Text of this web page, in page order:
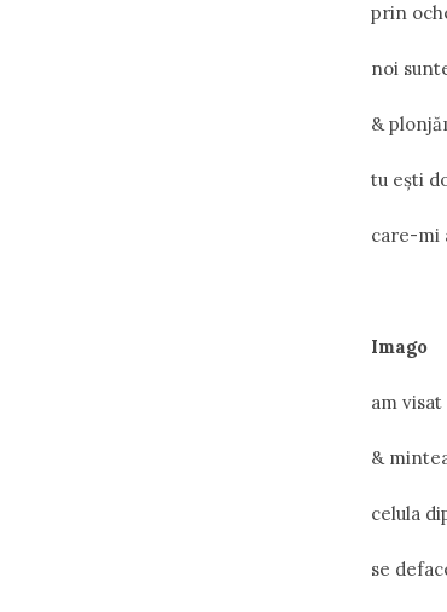
prin
noi
&
tu ești
care-mi
Imago
am
&
celula
se